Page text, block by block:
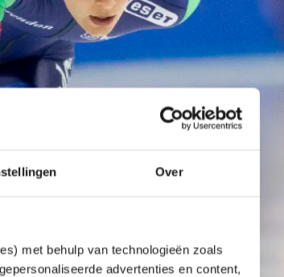
Over
met behulp van technologieën zoals
advertenties en content,